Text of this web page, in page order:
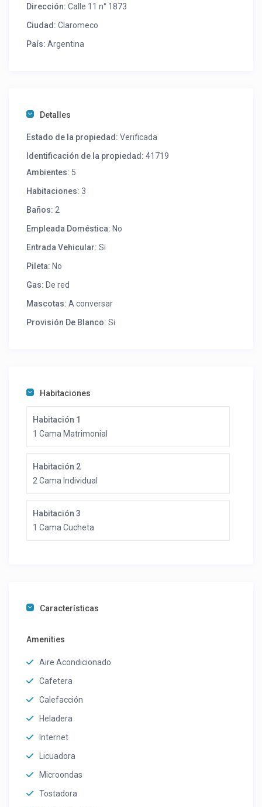
Dirección: Calle 11 n° 1873
Ciudad: Claromeco
País: Argentina
Detalles
Estado de la propiedad: Verificada
Identificación de la propiedad: 41719
Ambientes: 5
Habitaciones: 3
Baños: 2
Empleada Doméstica: No
Entrada Vehicular: Si
Pileta: No
Gas: De red
Mascotas: A conversar
Provisión De Blanco: Si
Habitaciones
Habitación 1
1 Cama Matrimonial
Habitación 2
2 Cama Individual
Habitación 3
1 Cama Cucheta
Características
Amenities
Aire Acondicionado
Cafetera
Calefacción
Heladera
Internet
Licuadora
Microondas
Tostadora